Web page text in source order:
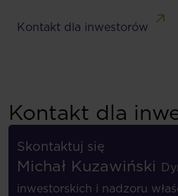
Kontakt dla inwestorów
Kontakt dla
Skontaktuj się
Michał Kuzawiński
inwestorskich i nadzoru